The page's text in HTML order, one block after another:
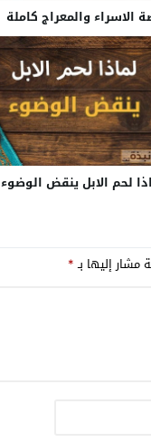
الاسراء والمعراج كاملة
لحم الابل ينقض الوضوء
مشار إليها بـ*